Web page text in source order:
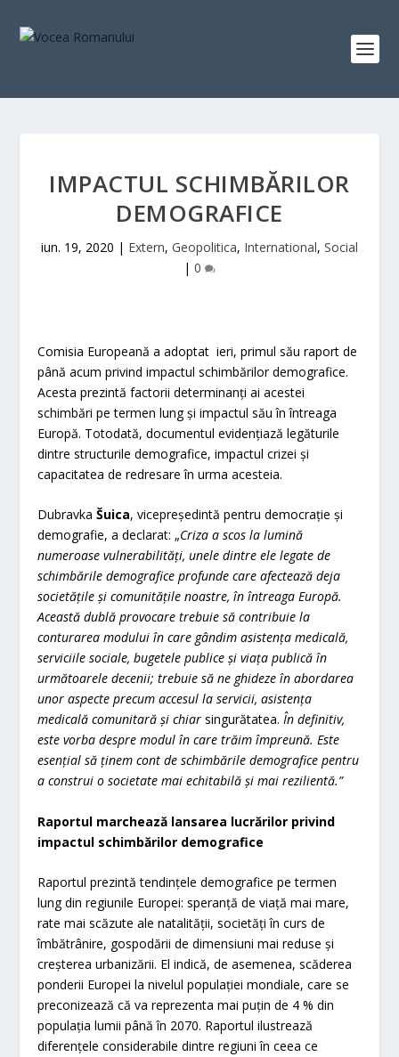
IMPACTUL SCHIMBĂRILOR
DEMOGRAFICE
iun. 19, 2020 | Extern, Geopolitica, International, Social
| 0
Comisia Europeană a adoptat ieri, primul său raport de
până acum privind impactul schimbărilor demografice.
Acesta prezintă factorii determinanți ai acestei
schimbări pe termen lung și impactul său în întreaga
Europă. Totodată, documentul evidențiază legăturile
dintre structurile demografice, impactul crizei și
capacitatea de redresare în urma acesteia.
DubravkaŠuica, vicepreședintă pentru democrație și
demografie, a declarat: „Criza a scos la lumină
numeroase vulnerabilități, unele dintre ele legate de
schimbările demografice profunde care afectează deja
societățile și comunitățile noastre, în întreaga Europă.
Această dublă provocare trebuie să contribuie la
conturarea modului în care gândim asistența medicală,
serviciile sociale, bugetele publice și viața publică în
următoarele decenii; trebuie să ne ghideze în abordarea
unor aspecte precum accesul la servicii, asistența
medicală comunitară și chiarsingurătatea. În definitiv,
este vorba despre modul în care trăim împreună. Este
esențial să ținem cont de schimbările demografice pentru
a construi o societate mai echitabilă și mai rezilientă.”
Raportul marchează lansarea lucrărilor privind
impactul schimbărilor demografice
Raportul prezintă tendințele demografice pe termen
lung din regiunile Europei: speranță de viață mai mare,
rate mai scăzute ale natalității, societăți în curs de
îmbătrânire, gospodării de dimensiuni mai reduse și
creșterea urbanizării. El indică, de asemenea, scăderea
ponderii Europei la nivelul populației mondiale, care se
preconizează că va reprezenta mai puțin de 4 % din
populația lumii până în 2070. Raportul ilustrează
diferențele considerabile dintre regiuni în ceea ce